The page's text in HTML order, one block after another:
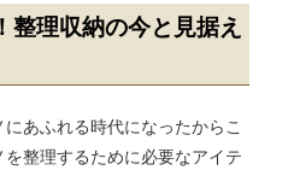
整理収納の今と見据え
あふれる時代になったからこ
整理するために必要なアイテ